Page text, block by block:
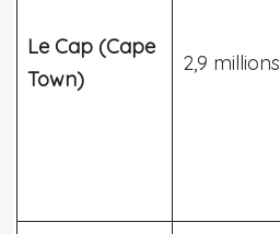
Le Cap (Cape
Town)
2,9 millions